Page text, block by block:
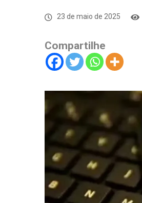
23 de maio de 2025
Compartilhe